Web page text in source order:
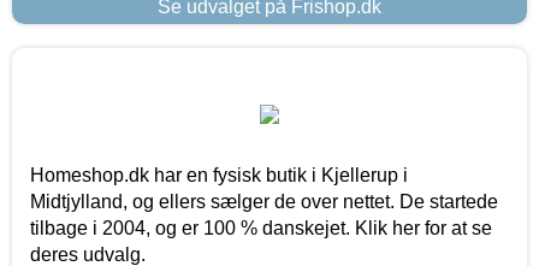
Se udvalget på Frishop.dk
Homeshop.dk har en fysisk butik i Kjellerup i
Midtjylland, og ellers sælger de over nettet. De startede
tilbage i 2004, og er 100 % danskejet. Klik her for at se
deres udvalg.